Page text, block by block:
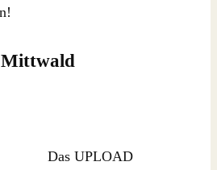
Mittwald
Das UPLOAD